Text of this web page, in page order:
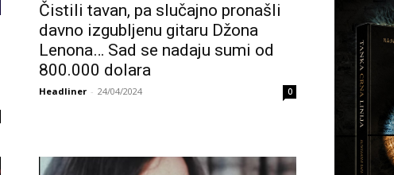
Čistili tavan, pa slučajno pronašli
davno izgubljenu gitaru Džona
Lenona… Sad se nadaju sumi od
800.000 dolara
Headliner - 24/04/2024 0